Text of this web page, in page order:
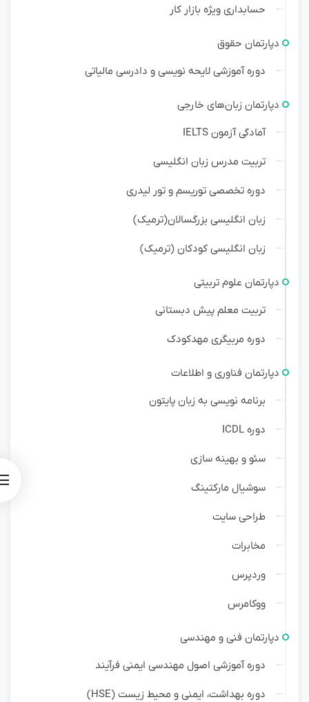
حسابداری ویژه بازار کار
دپارتمان حقوق
دوره آموزشی لایحه نویسی و دادرسی مالیاتی
دپارتمان زبان‌های خارجی
آمادگی آزمون IELTS
تربیت مدرس زبان انگلیسی
دوره تخصصی توریسم و تور لیدری
زبان انگلیسی بزرگسالان(ترمیک)
زبان انگلیسی کودکان (ترمیک)
دپارتمان علوم تربیتی
تربیت معلم پیش دبستانی
دوره مربیگری مهدکودک
دپارتمان فناوری و اطلاعات
برنامه نویسی به زبان پایتون
دوره ICDL
سئو و بهینه سازی
سوشیال مارکتینگ
طراحی سایت
مخابرات
وردپرس
ووکامرس
دپارتمان فنی و مهندسی
دوره آموزشی اصول مهندسی ایمنی فرآیند
دوره بهداشت، ایمنی و محیط زیست (HSE)